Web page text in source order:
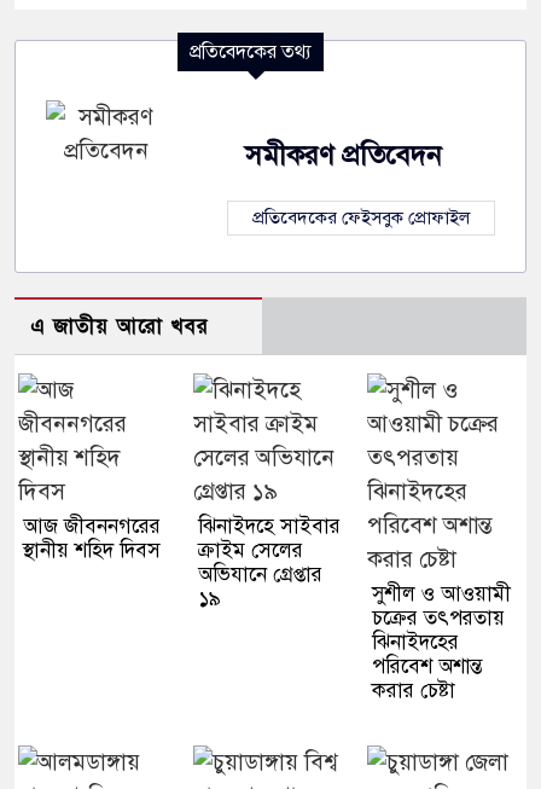
প্রতিবেদকের তথ্য
সমীকরণ প্রতিবেদন
প্রতিবেদকের ফেইসবুক প্রোফাইল
এ জাতীয় আরো খবর
আজ জীবননগরের
স্থানীয় শহিদ দিবস
ঝিনাইদহে সাইবার
ক্রাইম সেলের
অভিযানে গ্রেপ্তার
১৯
সুশীল ও আওয়ামী
চক্রের তৎপরতায়
ঝিনাইদহের
পরিবেশ অশান্ত
করার চেষ্টা